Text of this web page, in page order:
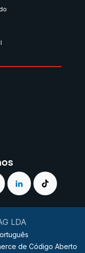
LDA
de Código Aberto